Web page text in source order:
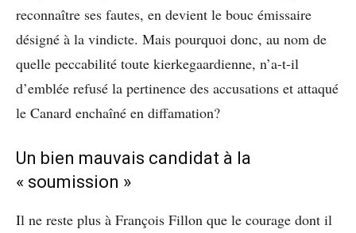
reconnaître ses fautes, en devient le bouc émissaire
désigné à la vindicte. Mais pourquoi donc, au nom de
quelle peccabilité toute kierkegaardienne, n’a-t-il
d’emblée refusé la pertinence des accusations et attaqué
le Canard enchaîné en diffamation?
Un bien mauvais candidat à la
« soumission »
Il ne reste plus à François Fillon que le courage dont il